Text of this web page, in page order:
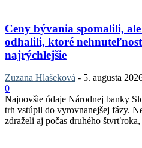
Ceny bývania spomalili,
odhalili, ktoré
najrýchlejšie
Zuzana Hlašeková - 5. augusta
0
Najnovšie údaje Národnej banky
trh vstúpil do vyrovnanejšej fázy.
zdraželi aj počas druhého štvrťroka,